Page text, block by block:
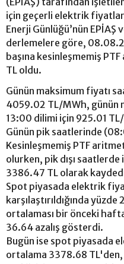
için geçerli elektrik
Enerji Günlüğü’nün EPİAŞ
derlemelere göre,
başına kesinleşmemiş
TL oldu.
Günün maksimum fiyatı
4059.02 TL/MWh, günün
13:00 dilimi için 925.01
Günün pik saatlerinde
Kesinleşmemiş PTF
olurken, pik dışı
3386.47 TL olarak
Spot piyasada elektrik
karşılaştırıldığında
ortalaması bir önceki
36.64 azalış gösterdi.
Bugün ise spot piyasada
ortalama 3378.68